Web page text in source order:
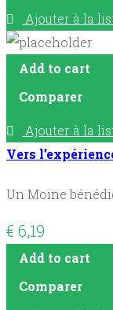
Ajouter à la
Add to cart
Comparer
Ajouter à la
Vers
Un Moine
€ 6,19
Add to cart
Comparer